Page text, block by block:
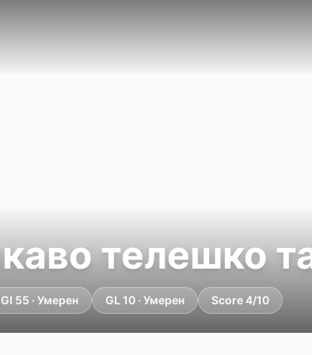
телешко
GI 55 · Умерен GL 10 · Умерен Score 4/10